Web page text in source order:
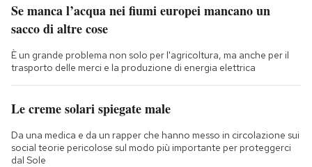
Se manca l’acqua nei fiumi europei mancano un
sacco di altre cose
È un grande problema non solo per l'agricoltura, ma anche per il
trasporto delle merci e la produzione di energia elettrica
Le creme solari spiegate male
Da una medica e da un rapper che hanno messo in circolazione sui
social teorie pericolose sul modo più importante per proteggerci
dal Sole